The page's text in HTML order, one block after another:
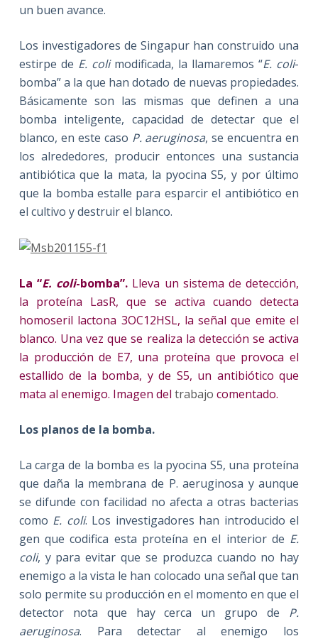
un buen avance.
Los investigadores de Singapur han construido una
estirpe de E. colimodificada, la llamaremos “E. coli-
bomba” a la que han dotado de nuevas propiedades.
Básicamente son las mismas que definen a una
bomba inteligente, capacidad de detectar que el
blanco, en este caso P. aeruginosa, se encuentra en
los alrededores, producir entonces una sustancia
antibiótica que la mata, la pyocina S5, y por último
que la bomba estalle para esparcir el antibiótico en
el cultivo y destruir el blanco.
La “E. coli-bomba”. Lleva un sistema de detección,
la proteína LasR, que se activa cuando detecta
homoseril lactona 3OC12HSL, la señal que emite el
blanco. Una vez que se realiza la detección se activa
la producción de E7, una proteína que provoca el
estallido de la bomba, y de S5, un antibiótico que
mata al enemigo. Imagen del trabajo comentado.
Los planos de la bomba.
La carga de la bomba es la pyocina S5, una proteína
que daña la membrana de P. aeruginosa y aunque
se difunde con facilidad no afecta a otras bacterias
como E. coli. Los investigadores han introducido el
gen que codifica esta proteína en el interior de E.
coli, y para evitar que se produzca cuando no hay
enemigo a la vista le han colocado una señal que tan
solo permite su producción en el momento en que el
detector nota que hay cerca un grupo de P.
aeruginosa. Para detectar al enemigo los